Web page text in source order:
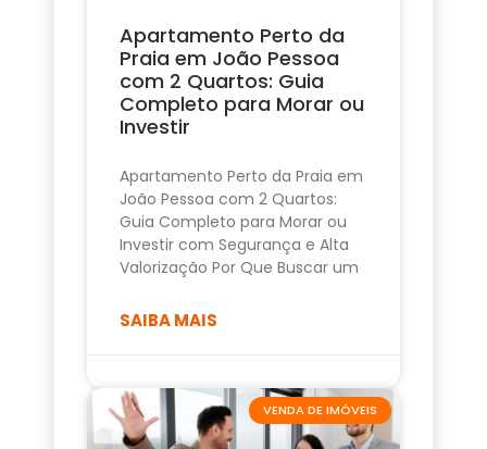
Apartamento Perto da
Praia em João Pessoa
com 2 Quartos: Guia
Completo para Morar ou
Investir
Apartamento Perto da Praia em
João Pessoa com 2 Quartos:
Guia Completo para Morar ou
Investir com Segurança e Alta
Valorização Por Que Buscar um
SAIBA MAIS
VENDA DE IMÓVEIS